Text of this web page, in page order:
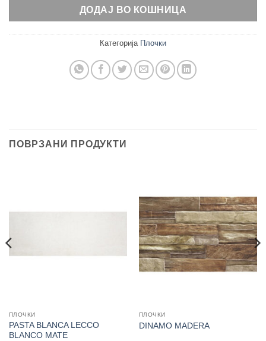
ДОДАЈ ВО КОШНИЦА
Категорија Плочки
ПОВРЗАНИ ПРОДУКТИ
ПЛОЧКИ
PASTA BLANCA LECCO
BLANCO MATE
ПЛОЧКИ
DINAMO MADERA